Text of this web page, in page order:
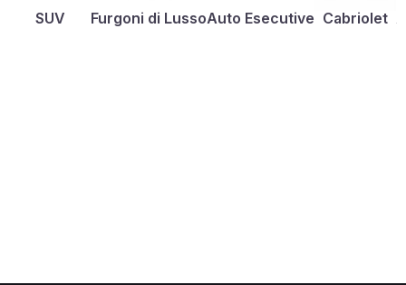
SUV Furgoni di LussoAuto Esecutive Cabriolet